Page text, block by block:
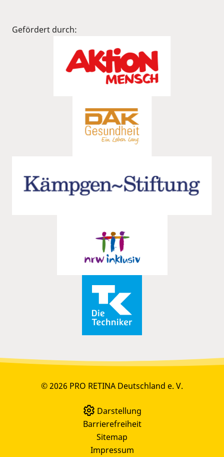
Gefördert durch:
© 2026 PRO RETINA Deutschland e. V.
Darstellung
Barrierefreiheit
Sitemap
Impressum